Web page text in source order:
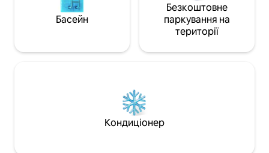
Басейн
Безкоштовне
паркування на
території
Кондиціонер